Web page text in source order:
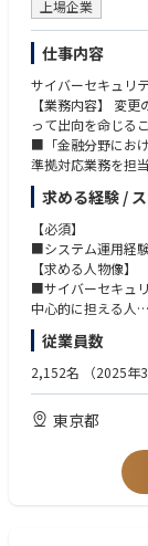
├ ビジネス：3名
├ 審査：3名
├ デザイナー：1
└ アドミン：1名
❚ このポジション
これまで金融機関
タートアップ向け
単なるプロジェク
うな価値が提供で
までを見据えた事
また、銀行の審査
を活用した新しい
融×テクノロジー
る環境です。
本取り組みを通じ
プへの融資機会を
中長期的なインパ
❚ コミュニケーシ
・コラボレーショ
・既に整理された
導ける方
・スピード感のあ
・職種や立場を越
・自身の専門性
い方
・変化を前向きに
上場企業
仕事内容
サイバーセキュリ
【業務内容】 変
って出向を命じる
■「金融分野にお
準拠対応業務を担
■MUFGグループ共
当していただきま
・サイバーセキュ
・システムリスク
・情報資産台帳・
・脅威インテリジ
・ＴＬＰＴ関連業務
・サイバーセキュ
・アカウント統合
・ＤＤｏＳ対策関
・脅威ハンティン
・サードパーティ
・構成管理機能（
求める経験 /
【必須】
■システム運用経
【求める人物像】
■サイバーセキュ
中心的に担える人
■サイバーセキュ
■他部室や関係会
ンスキルが高い方
従業員数
2,152名 （2025年
東京都